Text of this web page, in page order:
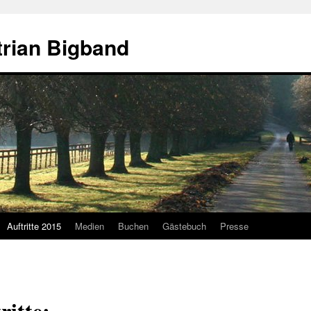
Bigband
Auftritte 2015 Medien Buchen Gästebuch Presse